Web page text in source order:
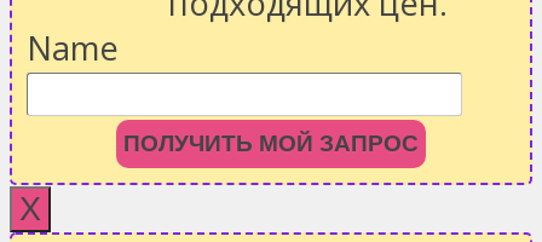
Name
ПОЛУЧИТЬ МОЙ ЗАПРОС
X